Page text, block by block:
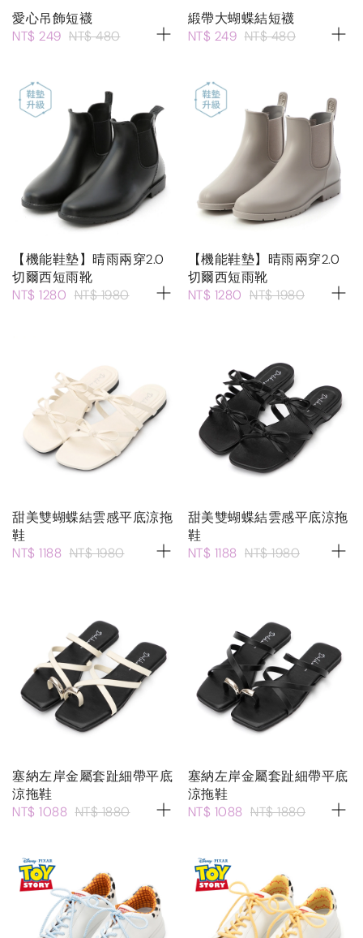
愛心吊飾短襪
NT$ 249 NT$ 480
緞帶大蝴蝶結短襪
NT$ 249 NT$ 480
【機能鞋墊】晴雨兩穿2.0
切爾西短雨靴
NT$ 1280 NT$ 1980
【機能鞋墊】晴雨兩穿2.0
切爾西短雨靴
NT$ 1280 NT$ 1980
甜美雙蝴蝶結雲感平底涼拖
鞋
NT$ 1188 NT$ 1980
甜美雙蝴蝶結雲感平底涼拖
鞋
NT$ 1188 NT$ 1980
塞納左岸金屬套趾細帶平底
涼拖鞋
NT$ 1088 NT$ 1880
塞納左岸金屬套趾細帶平底
涼拖鞋
NT$ 1088 NT$ 1880